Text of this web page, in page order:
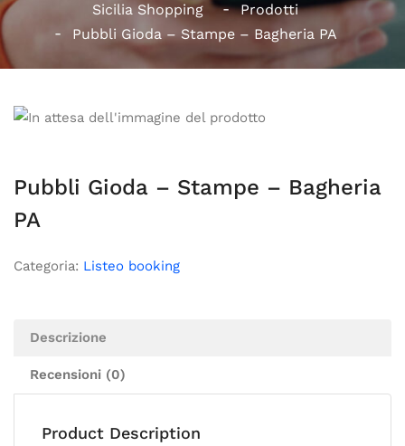
Sicilia Shopping
Prodotti
Pubbli Gioda – Stampe – Bagheria PA
Pubbli Gioda – Stampe – Bagheria
PA
Categoria: Listeo booking
Descrizione
Recensioni (0)
Product Description